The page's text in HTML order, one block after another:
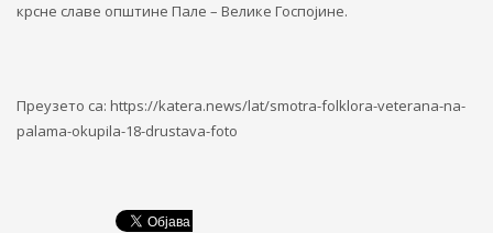
крсне славе општине Пале – Велике Госпојине.
Преузето са: https://katera.news/lat/smotra-folklora-veterana-na-
palama-okupila-18-drustava-foto